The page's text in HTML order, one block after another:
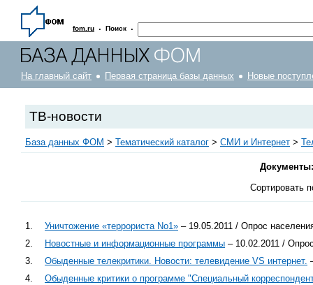
fom.ru · Поиск ·
На главный сайт Первая страница базы данных Новые
ТВ-новости
База данных ФОМ > Тематический каталог > СМИ и Интернет >
Сортировать
1. Уничтожение «террориста No1» – 19.05.2011 / Опрос
2.
Новостные и информационные программы – 10.02.2011 /
3.
Обыденные телекритики. Новости: телевидение VS интернет.
4.
Обыденные критики о программе "Специальный